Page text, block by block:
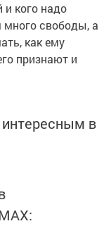
и кого надо
свободы, а
как ему
признают и
в